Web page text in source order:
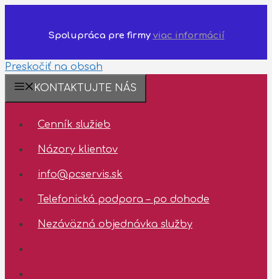
Spolupráca pre firmy viac informácií
Preskočiť na obsah
❗️Dostupnosť
technickej
KONTAKTUJTE NÁS
Cenník služieb
Názory klientov
info@pcservis.sk
Telefonická podpora – po dohode
Nezáväzná objednávka služby